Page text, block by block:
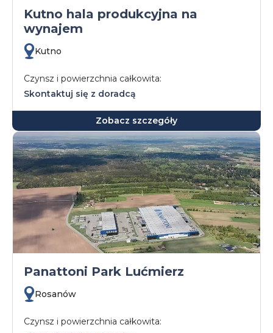
Kutno hala produkcyjna na
wynajem
Kutno
Czynsz i powierzchnia całkowita:
Skontaktuj się z doradcą
Zobacz szczegóły
Panattoni Park Lućmierz
Rosanów
Czynsz i powierzchnia całkowita: